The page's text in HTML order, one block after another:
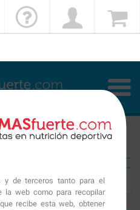
y de terceros tanto para el
la web como para recopilar
recibe esta web, obtener
Aporte energético